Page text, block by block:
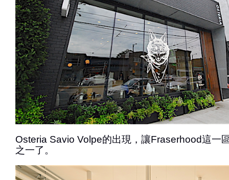
Osteria Savio Volpe的出現，讓Fraserhood這一
之一了。